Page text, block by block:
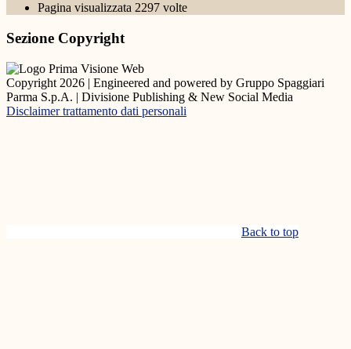
Pagina visualizzata 2297 volte
Sezione Copyright
Copyright 2026 | Engineered and powered by Gruppo Spaggiari
Parma S.p.A. | Divisione Publishing & New Social Media
Disclaimer trattamento dati personali
Back to top